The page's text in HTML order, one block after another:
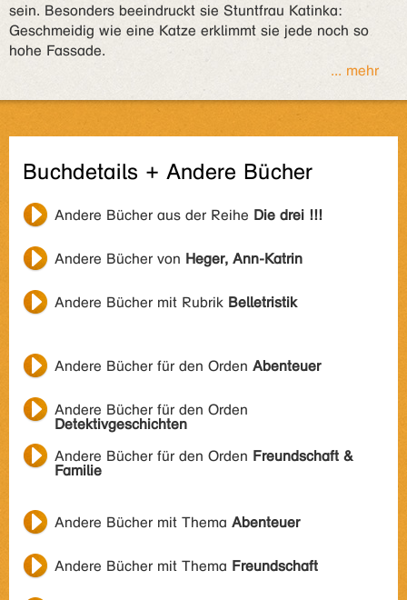
sein. Besonders beeindruckt sie Stuntfrau Katinka:
Geschmeidig wie eine Katze erklimmt sie jede noch so
hohe Fassade.
... mehr
Buchdetails + Andere Bücher
Andere Bücher aus der Reihe Die drei !!!
Andere Bücher von Heger, Ann-Katrin
Andere Bücher mit Rubrik Belletristik
Andere Bücher für den Orden Abenteuer
Andere Bücher für den Orden
Detektivgeschichten
Andere Bücher für den Orden Freundschaft &
Familie
Andere Bücher mit Thema Abenteuer
Andere Bücher mit Thema Freundschaft